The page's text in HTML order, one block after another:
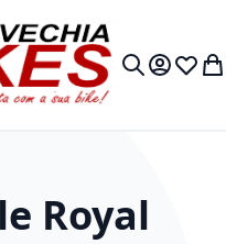
Minha
Lista
Royal